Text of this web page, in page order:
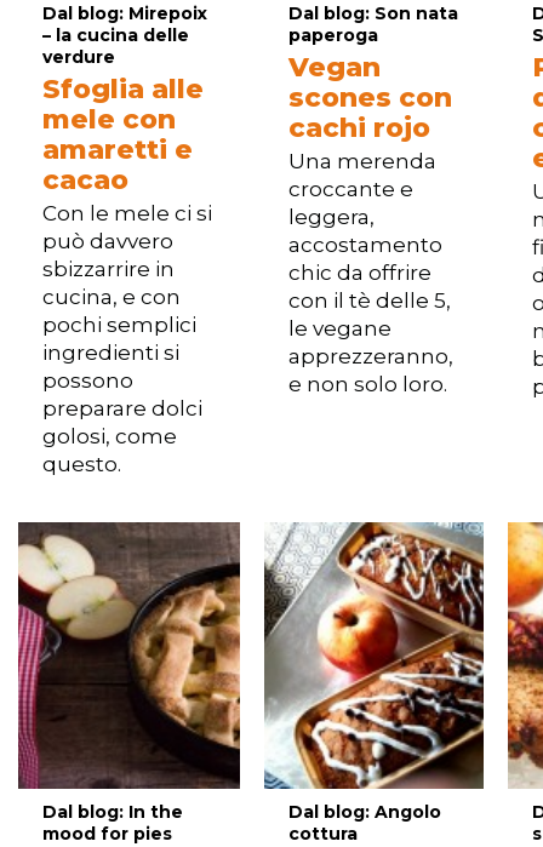
Dal blog: Mirepoix
– la cucina delle
verdure
Sfoglia alle
mele con
amaretti e
cacao
Con le mele ci si
può davvero
sbizzarrire in
cucina, e con
pochi semplici
ingredienti si
possono
preparare dolci
golosi, come
questo.
Dal blog: Son nata
paperoga
Vegan
scones con
cachi rojo
Una merenda
croccante e
leggera,
accostamento
chic da offrire
con il tè delle 5,
le vegane
apprezzeranno,
e non solo loro.
Dal blog: In the
mood for pies
Dal blog: Angolo
cottura